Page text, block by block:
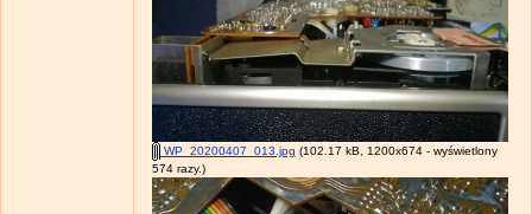
WP_20200407_013.jpg (102.17 kB, 1200x674 - wyświetlony
574 razy.)